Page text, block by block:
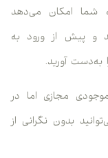
شما امکان می‌دهد
و پیش از ورود به
به‌دست آورید.
مجازی اما در
بدون نگرانی از